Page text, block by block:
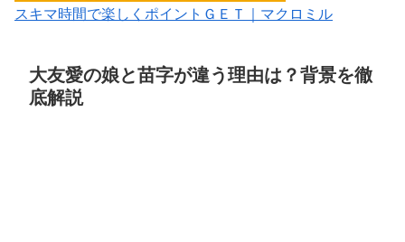
スキマ時間で楽しくポイントＧＥＴ｜マクロミル
大友愛の娘と苗字が違う理由は？背景を徹
底解説